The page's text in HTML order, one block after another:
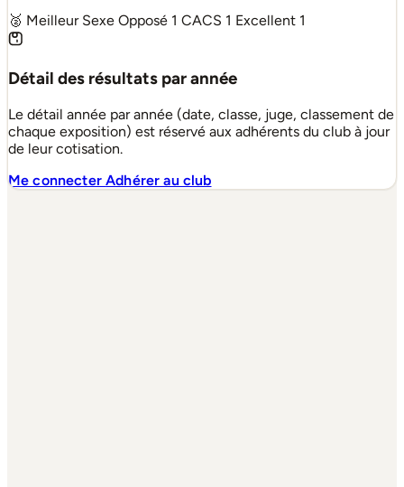
🥈 Meilleur Sexe Opposé 1 CACS 1 Excellent 1
Détail des résultats par année
Le détail année par année (date, classe, juge, classement de
chaque exposition) est réservé aux adhérents du club à jour
de leur cotisation.
Me connecterAdhérer au club